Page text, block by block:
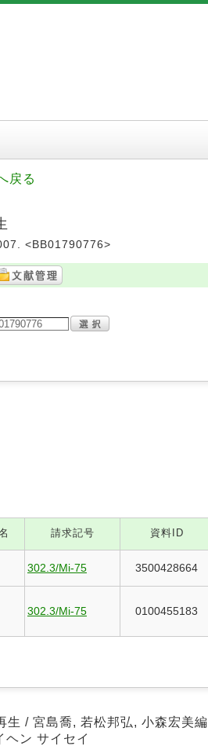
戻る
<BB01790776>
請求記号 資料ID
302.3/Mi-75 3500428664
302.3/Mi-75 0100455183
生 / 宮島喬, 若松邦弘, 小森宏美編
ン サイセイ